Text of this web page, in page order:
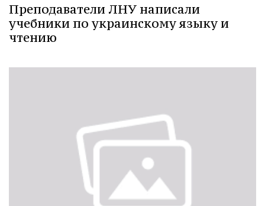
Преподаватели ЛНУ написали
учебники по украинскому языку и
чтению